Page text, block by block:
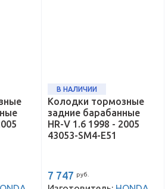
В НАЛИЧИИ
Колодки тормозные
задние барабанные
HR-V 1.6 1998 - 2005
43053-SM4-E51
7 747 руб.